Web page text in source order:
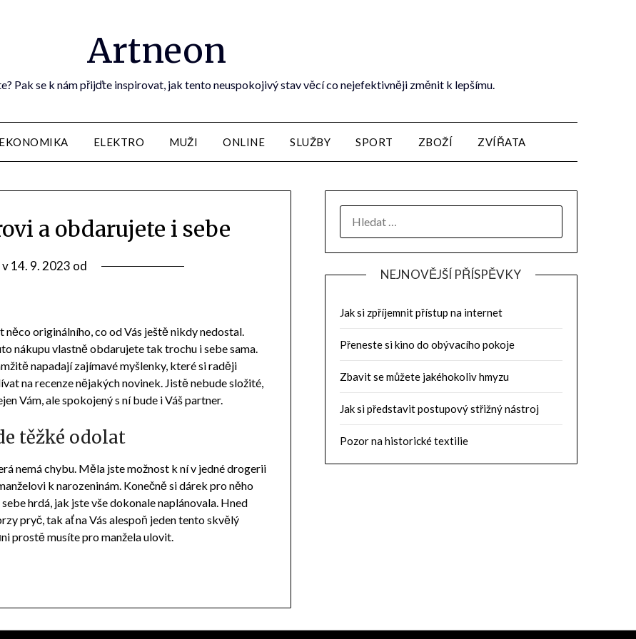
Artneon
Pak se k nám přijďte inspirovat, jak tento neuspokojivý stav věcí co nejefektivněji změnit k lepšímu.
EKONOMIKA ELEKTRO MUŽI ONLINE SLUŽBY SPORT ZBOŽÍ ZVÍŘATA
a obdarujete i sebe
v14. 9. 2023 od
originálního, co od Vás ještě nikdy nedostal.
nákupu vlastně obdarujete tak trochu i sebe sama.
napadají zajímavé myšlenky, které si raději
na recenze nějakých novinek. Jistě nebude složité,
Vám, ale spokojený s ní bude i Váš partner.
těžké odolat
nemá chybu. Měla jste možnost k ní v jedné drogerii
k narozeninám. Konečně si dárek pro něho
hrdá, jak jste vše dokonale naplánovala. Hned
pryč, tak ať na Vás alespoň jeden tento skvělý
prostě musíte pro manžela ulovit.
NEJNOVĚJŠÍ PŘÍSPĚVKY
Jak si zpříjemnit přístup na internet
Přeneste si kino do obývacího pokoje
Zbavit se můžete jakéhokoliv hmyzu
Jak si představit postupový střižný nástroj
Pozor na historické textilie